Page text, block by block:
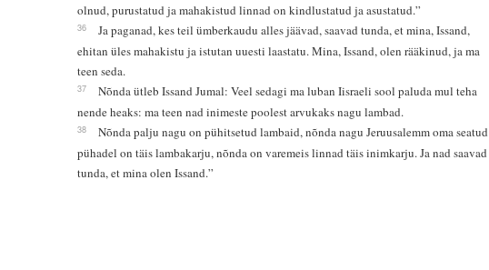
olnud, purustatud ja mahakistud linnad on kindlustatud ja asustatud.”
36
Ja paganad, kes teil ümberkaudu alles jäävad, saavad tunda, et mina, Issand,
ehitan üles mahakistu ja istutan uuesti laastatu. Mina, Issand, olen rääkinud, ja ma
teen seda.
37
Nõnda ütleb Issand Jumal: Veel sedagi ma luban Iisraeli sool paluda mul teha
nende heaks: ma teen nad inimeste poolest arvukaks nagu lambad.
38
Nõnda palju nagu on pühitsetud lambaid, nõnda nagu Jeruusalemm oma seatud
pühadel on täis lambakarju, nõnda on varemeis linnad täis inimkarju. Ja nad saavad
tunda, et mina olen Issand.”